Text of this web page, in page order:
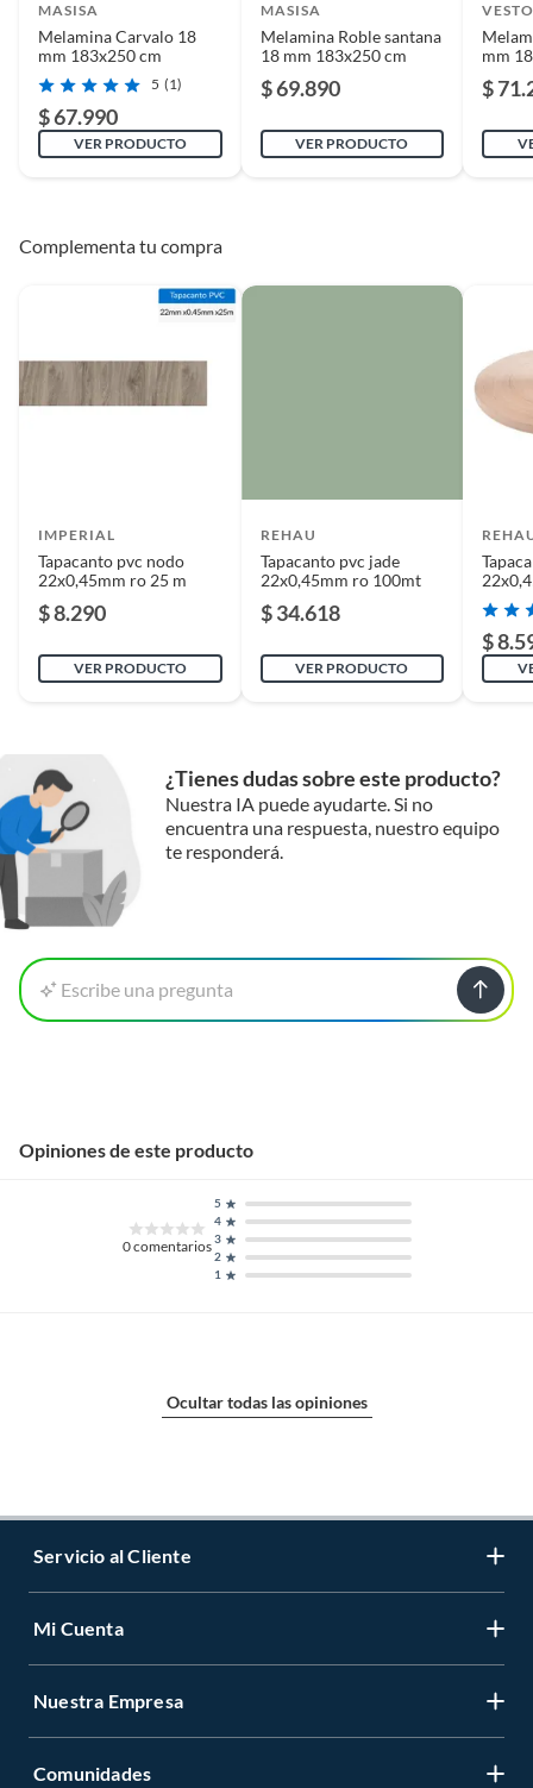
MASISA
Melamina Carvalo 18
mm 183x250 cm
5 (1)
$ 67.990
VER PRODUCTO
MASISA
Melamina Roble santana
18 mm 183x250 cm
$ 69.890
VER PRODUCTO
mm
$
Complementa tu compra
IMPERIAL
Tapacanto pvc nodo
22x0,45mm ro 25 m
$ 8.290
VER PRODUCTO
REHAU
Tapacanto pvc jade
22x0,45mm ro 100mt
$ 34.618
VER PRODUCTO
$
¿Tienes dudas sobre este producto?
Nuestra IA puede ayudarte. Si no
encuentra una respuesta, nuestro equipo
te responderá.
Escribe una pregunta
Opiniones de este producto
0comentarios
1
2
3
4
5
Ocultar todas las opiniones
Servicio al Cliente
Contáctanos
Tiendas y horarios
Mi Cuenta
Registrate
Nuestra Empresa
Sobre Nosotros
Comunidades